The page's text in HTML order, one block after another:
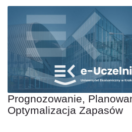
Prognozowanie,
Optymalizacja Zapasów